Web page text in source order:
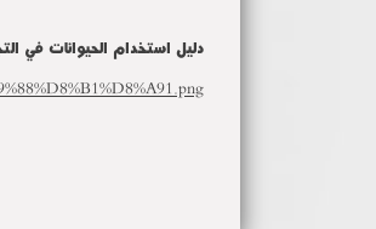
دليل استخدام الحيوانات في